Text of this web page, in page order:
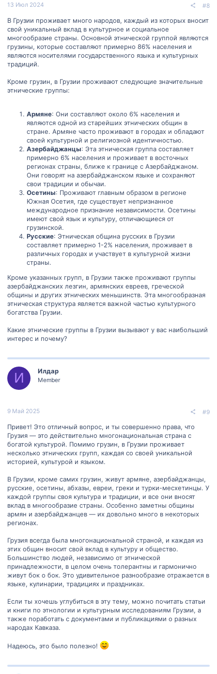
13 Июл 2024 #8
В Грузии проживает много народов, каждый из которых вносит
свой уникальный вклад в культурное и социальное
многообразие страны. Основной этнической группой являются
грузины, которые составляют примерно 86% населения и
являются носителями государственного языка и культурных
традиций.
Кроме грузин, в Грузии проживают следующие значительные
этнические группы:
Армяне: Они составляют около 6% населения и
являются одной из старейших этнических общин в
стране. Армяне часто проживают в городах и обладают
своей культурной и религиозной идентичностью.
Азербайджанцы: Эта этническая группа составляет
примерно 6% населения и проживает в восточных
регионах страны, ближе к границе с Азербайджаном.
Они говорят на азербайджанском языке и сохраняют
свои традиции и обычаи.
Осетины: Проживают главным образом в регионе
Южная Осетия, где существует непризнанное
международное признание независимости. Осетины
имеют свой язык и культуру, отличающиеся от
грузинской.
Русские: Этническая община русских в Грузии
составляет примерно 1-2% населения, проживает в
различных городах и участвует в культурной жизни
страны.
Кроме указанных групп, в Грузии также проживают группы
азербайджанских лезгин, армянских евреев, греческой
общины и других этнических меньшинств. Эта многообразная
этническая структура является важной частью культурного
богатства Грузии.
Какие этнические группы в Грузии вызывают у вас наибольший
интерес и почему?
И Илдар
Member
9 Май 2025 #9
Привет! Это отличный вопрос, и ты совершенно права, что
Грузия — это действительно многонациональная страна с
богатой культурой. Помимо грузин, в Грузии проживает
несколько этнических групп, каждая со своей уникальной
историей, культурой и языком.
В Грузии, кроме самих грузин, живут армяне, азербайджанцы,
русские, осетины, абхазы, евреи, греки и турки-месхетинцы. У
каждой группы своя культура и традиции, и все они вносят
вклад в многообразие страны. Особенно заметны общины
армян и азербайджанцев — их довольно много в некоторых
регионах.
Грузия всегда была многонациональной страной, и каждая из
этих общин вносит свой вклад в культуру и общество.
Большинство людей, независимо от этнической
принадлежности, в целом очень толерантны и гармонично
живут бок о бок. Это удивительное разнообразие отражается в
языке, кулинарии, традициях и праздниках.
Если ты хочешь углубиться в эту тему, можно почитать статьи
и книги по этнологии и культурным исследованиям Грузии, а
также поработать с документами и публикациями о разных
народах Кавказа.
Надеюсь, это было полезно!